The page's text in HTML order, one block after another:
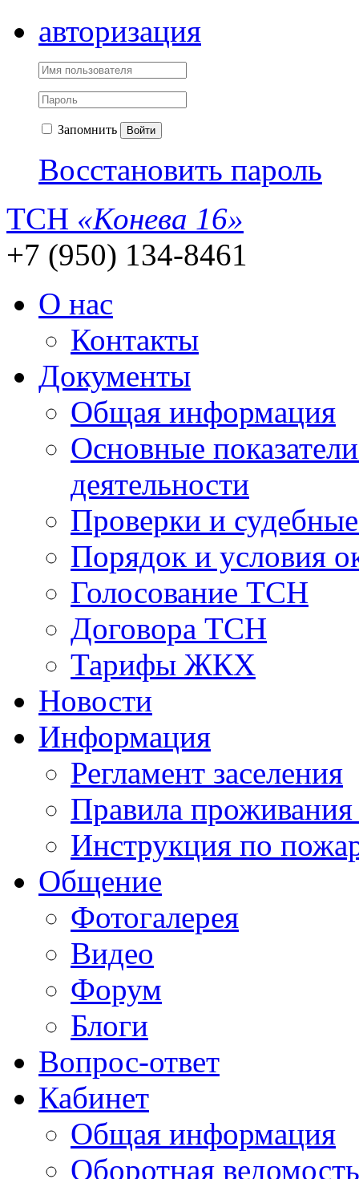
авторизация
Запомнить Войти
Восстановить пароль
ТСН «Конева 16»
+7 (950) 134-8461
О нас
Контакты
Документы
Общая информация
Основные
деятельности
Проверки и
Порядок и условия
Голосование ТСН
Договора ТСН
Тарифы ЖКХ
Новости
Информация
Регламент заселения
Правила
Инструкция по
Общение
Фотогалерея
Видео
Форум
Блоги
Вопрос-ответ
Кабинет
Общая информация
Оборотная ведомость